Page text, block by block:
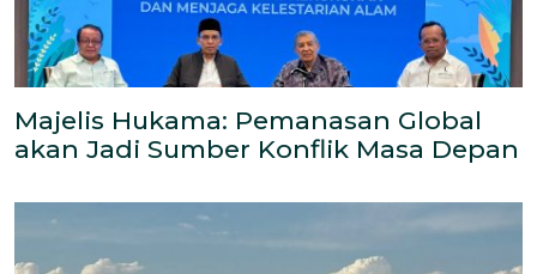
Majelis Hukama: Pemanasan Global
akan Jadi Sumber Konflik Masa Depan